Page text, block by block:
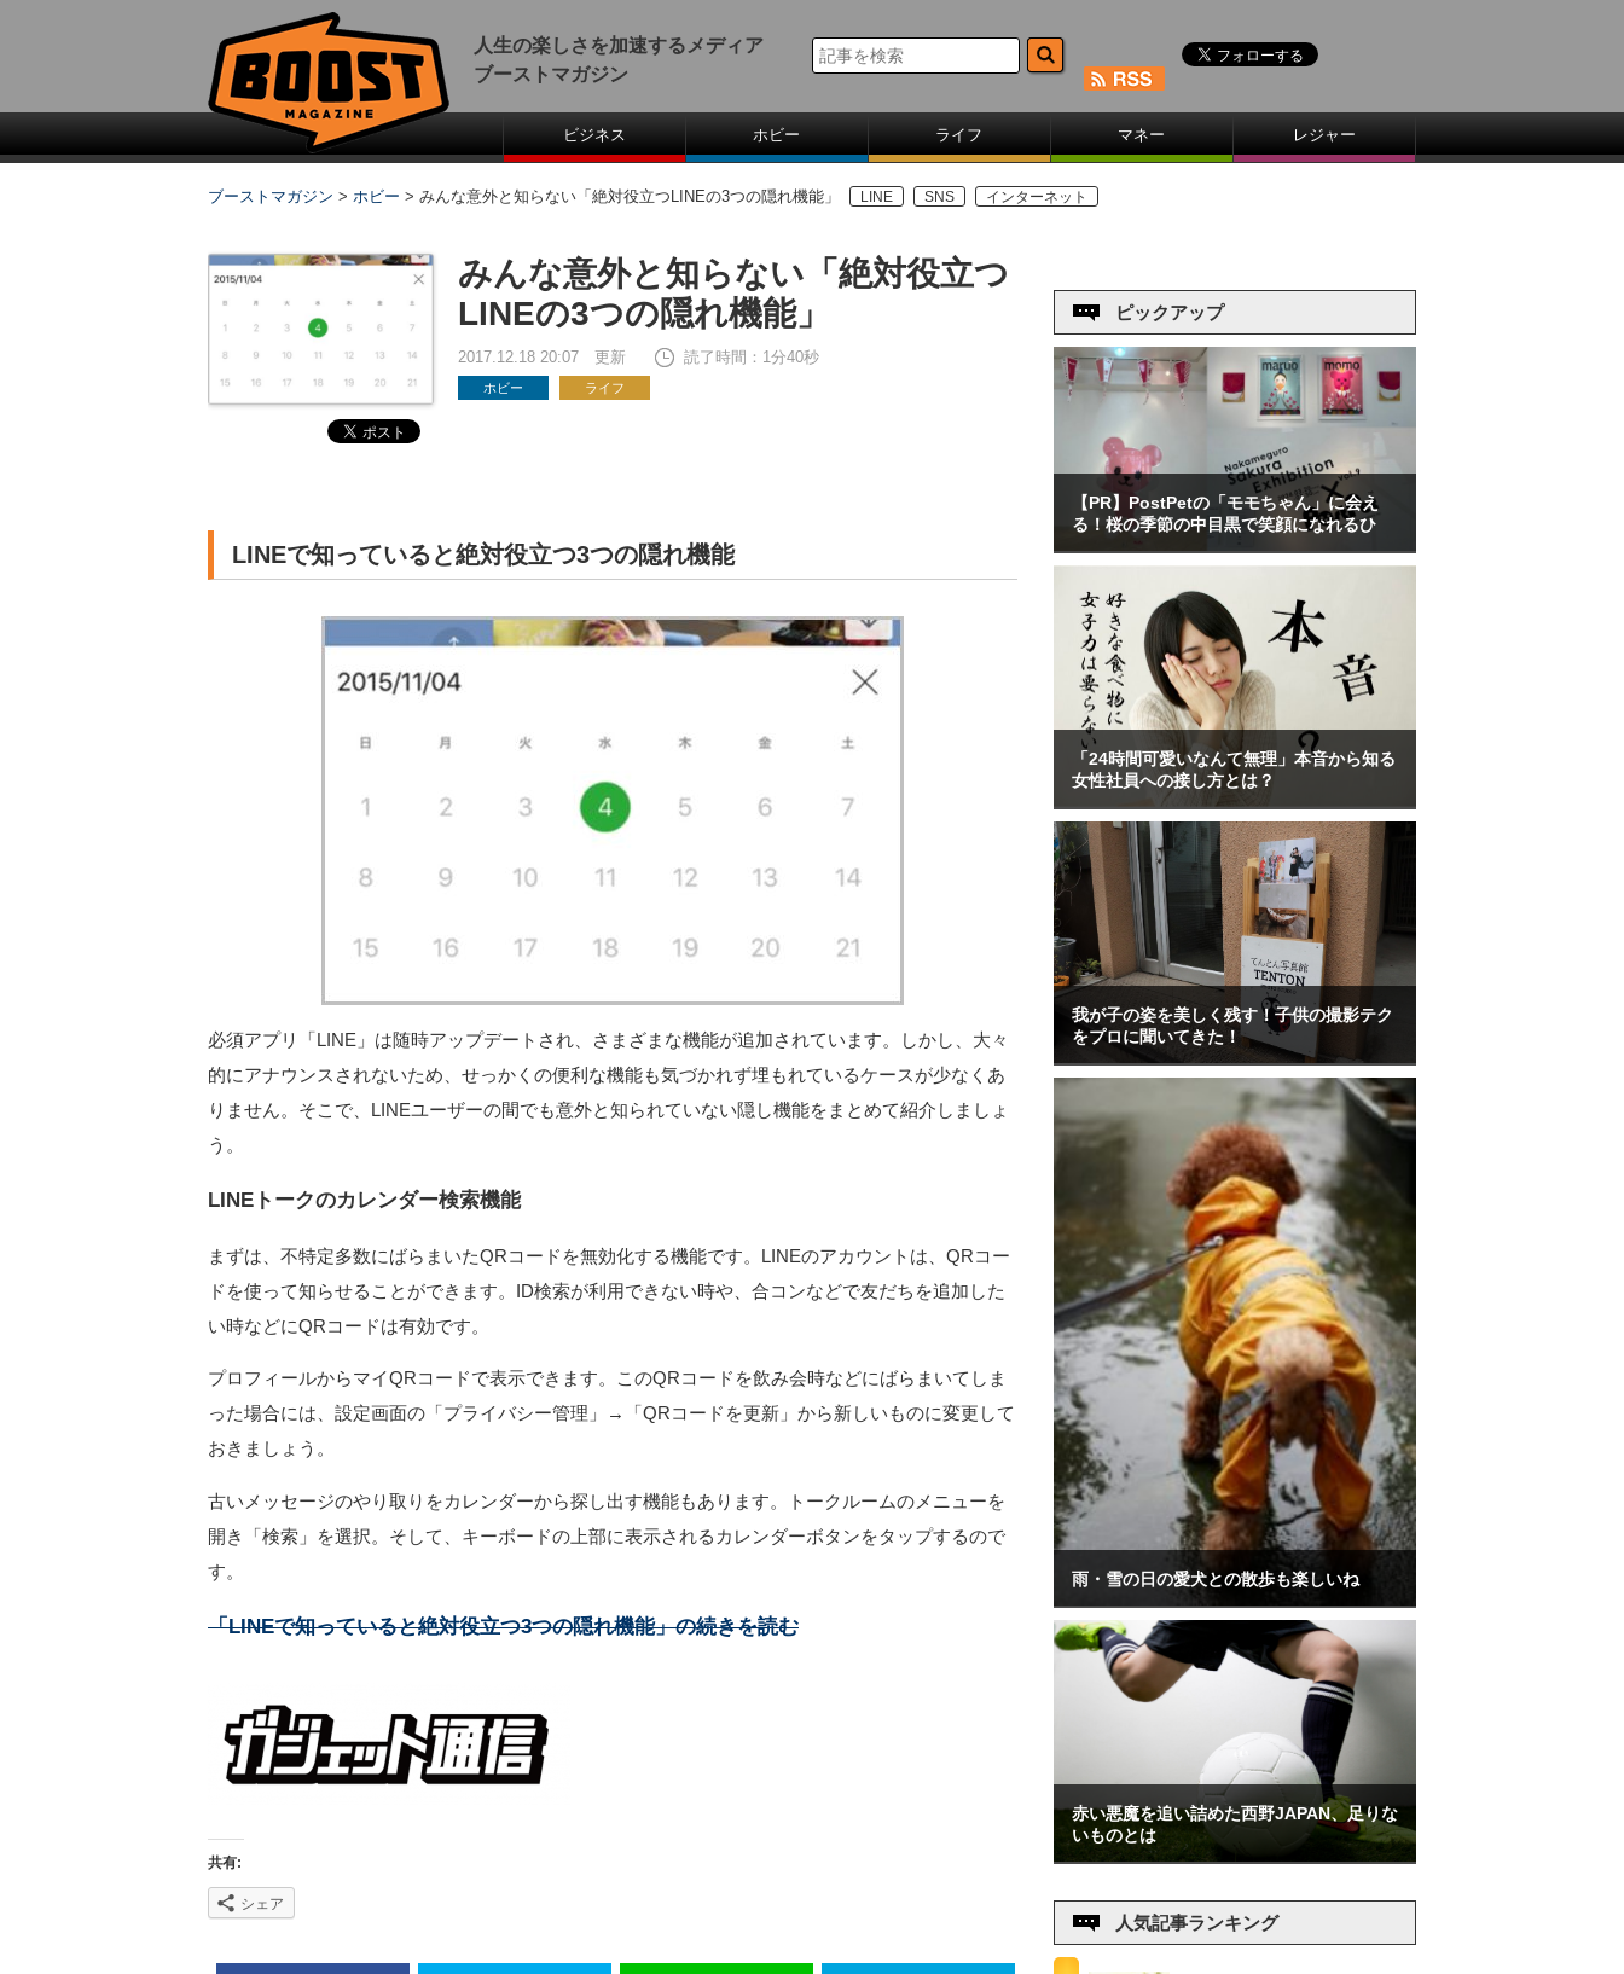
人生の楽しさを加速するメディア
ブーストマガジン
ビジネス ホビー ライフ マネー レジャー
ブーストマガジン > ホビー > みんな意外と知らない「絶対役立つLINEの3つの隠れ機能」 LINE SNS インターネット
みんな意外と知らない「絶対役立つ
LINEの3つの隠れ機能」
2017.12.18 20:07 更新 読了時間：1分40秒
ホビー ライフ
LINEで知っていると絶対役立つ3つの隠れ機能
必須アプリ「LINE」は随時アップデートされ、さまざまな機能が追加されています。しかし、大々
的にアナウンスされないため、せっかくの便利な機能も気づかれず埋もれているケースが少なくあ
りません。そこで、LINEユーザーの間でも意外と知られていない隠し機能をまとめて紹介しましょ
う。
LINEトークのカレンダー検索機能
まずは、不特定多数にばらまいたQRコードを無効化する機能です。LINEのアカウントは、QRコー
ドを使って知らせることができます。ID検索が利用できない時や、合コンなどで友だちを追加した
い時などにQRコードは有効です。
プロフィールからマイQRコードで表示できます。このQRコードを飲み会時などにばらまいてしま
った場合には、設定画面の「プライバシー管理」→「QRコードを更新」から新しいものに変更して
おきましょう。
古いメッセージのやり取りをカレンダーから探し出す機能もあります。トークルームのメニューを
開き「検索」を選択。そして、キーボードの上部に表示されるカレンダーボタンをタップするので
す。
「LINEで知っていると絶対役立つ3つの隠れ機能」の続きを読む
共有:
シェア
ピックアップ
【PR】PostPetの「モモちゃん」に会え
る！桜の季節の中目黒で笑顔になれるひ
「24時間可愛いなんて無理」本音から知る
女性社員への接し方とは？
我が子の姿を美しく残す！子供の撮影テク
をプロに聞いてきた！
雨・雪の日の愛犬との散歩も楽しいね
赤い悪魔を追い詰めた西野JAPAN、足りな
いものとは
人気記事ランキング